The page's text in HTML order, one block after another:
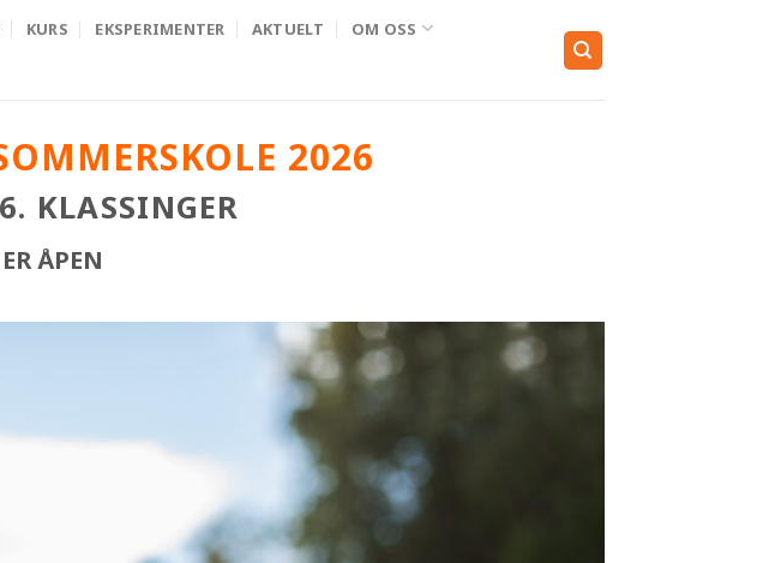
KURS EKSPERIMENTER AKTUELT OM OSS
2026
KLASSINGER
ÅPEN